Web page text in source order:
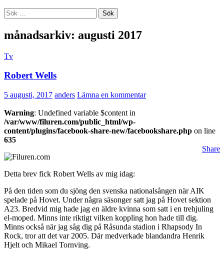
Sök
efter:
månadsarkiv: augusti 2017
Tv
Robert Wells
5 augusti, 2017 anders Lämna en kommentar
Warning: Undefined variable $content in
/var/www/filuren.com/public_html/wp-
content/plugins/facebook-share-new/facebookshare.php on line
635
Share
Detta brev fick Robert Wells av mig idag:
På den tiden som du sjöng den svenska nationalsången när AIK
spelade på Hovet. Under några säsonger satt jag på Hovet sektion
A23. Bredvid mig hade jag en äldre kvinna som satt i en trehjuling
el-moped. Minns inte riktigt vilken koppling hon hade till dig.
Minns också när jag såg dig på Råsunda stadion i Rhapsody In
Rock, tror att det var 2005. Där medverkade blandandra Henrik
Hjelt och Mikael Tornving.